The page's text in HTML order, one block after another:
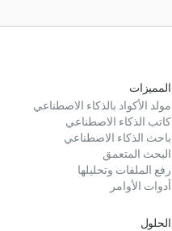
المميزات
مولد الأكواد بالذكاء الاصطناعي
كاتب الذكاء الاصطناعي
باحث الذكاء الاصطناعي
البحث المتعمق
رفع الملفات وتحليلها
أدوات الأوامر
الحلول